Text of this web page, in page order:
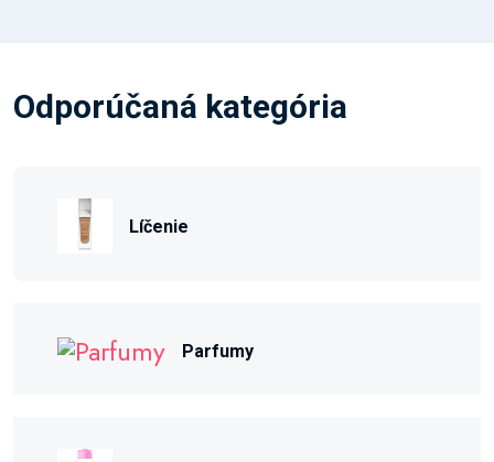
Odporúčaná kategória
Líčenie
Parfumy